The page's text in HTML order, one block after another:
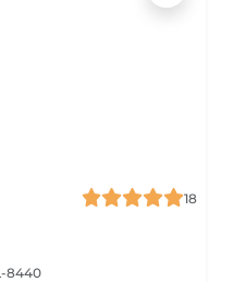
18
8440